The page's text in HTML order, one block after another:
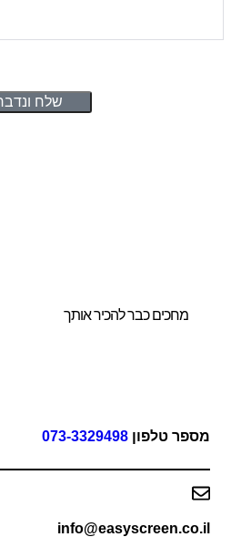
שלח ונדבר
מחכים כבר להכיר אותך
טלפון073-3329498